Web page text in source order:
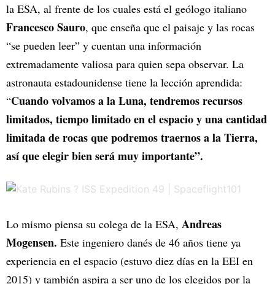
la ESA, al frente de los cuales está el geólogo italiano
Francesco Sauro, que enseña que el paisaje y las rocas
“se pueden leer” y cuentan una información
extremadamente valiosa para quien sepa observar. La
astronauta estadounidense tiene la lección aprendida:
“Cuando volvamos a la Luna, tendremos recursos
limitados, tiempo limitado en el espacio y una cantidad
limitada de rocas que podremos traernos a la Tierra,
así que elegir bien será muy importante”.
Lo mismo piensa su colega de la ESA, Andreas
Mogensen. Este ingeniero danés de 46 años tiene ya
experiencia en el espacio (estuvo diez días en la EEI en
2015) y también aspira a ser uno de los elegidos por la